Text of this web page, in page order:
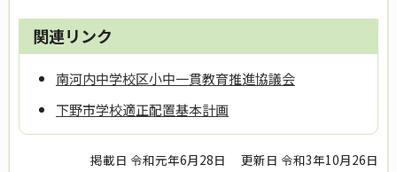
関連リンク
南河内中学校区小中一貫教育推進協議会
下野市学校適正配置基本計画
掲載日 令和元年6月28日 更新日 令和3年10月26日